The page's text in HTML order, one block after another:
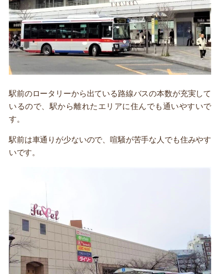
駅前のロータリーから出ている路線バスの本数が充実して
いるので、駅から離れたエリアに住んでも通いやすいで
す。
駅前は車通りが少ないので、喧騒が苦手な人でも住みやす
いです。